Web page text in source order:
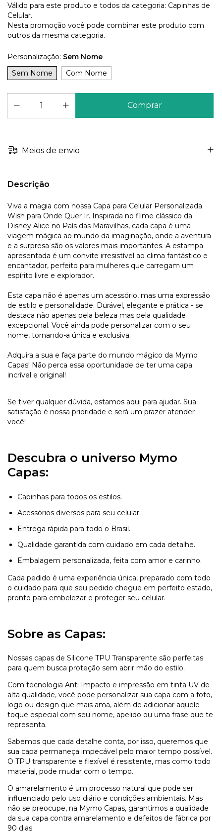
Válido para este produto e todos da categoria: Capinhas de
Celular.
Nesta promoção você pode combinar este produto com
outros da mesma categoria.
Personalização: Sem Nome
Sem Nome
Com Nome
Meios de envio
Descrição
Viva a magia com nossa Capa para Celular Personalizada
Wish para Onde Quer Ir. Inspirada no filme clássico da
Disney Alice no País das Maravilhas, cada capa é uma
viagem mágica ao mundo da imaginação, onde a aventura
e a surpresa são os valores mais importantes. A estampa
apresentada é um convite irresistível ao clima fantástico e
encantador, perfeito para mulheres que carregam um
espírito livre e explorador.
Esta capa não é apenas um acessório, mas uma expressão
de estilo e personalidade. Durável, elegante e prática - se
destaca não apenas pela beleza mas pela qualidade
excepcional. Você ainda pode personalizar com o seu
nome, tornando-a única e exclusiva.
Adquira a sua e faça parte do mundo mágico da Mymo
Capas! Não perca essa oportunidade de ter uma capa
incrível e original!
Se tiver qualquer dúvida, estamos aqui para ajudar. Sua
satisfação é nossa prioridade e será um prazer atender
você!
Descubra o universo Mymo
Capas:
Capinhas para todos os estilos.
Acessórios diversos para seu celular.
Entrega rápida para todo o Brasil.
Qualidade garantida com cuidado em cada detalhe.
Embalagem personalizada, feita com amor e carinho.
Cada pedido é uma experiência única, preparado com todo
o cuidado para que seu pedido chegue em perfeito estado,
pronto para embelezar e proteger seu celular.
Sobre as Capas:
Nossas capas de Silicone TPU Transparente são perfeitas
para quem busca proteção sem abrir mão do estilo.
Com tecnologia Anti Impacto e impressão em tinta UV de
alta qualidade, você pode personalizar sua capa com a foto,
logo ou design que mais ama, além de adicionar aquele
toque especial com seu nome, apelido ou uma frase que te
representa.
Sabemos que cada detalhe conta, por isso, queremos que
sua capa permaneça impecável pelo maior tempo possível.
O TPU transparente e flexível é resistente, mas como todo
material, pode mudar com o tempo.
O amarelamento é um processo natural que pode ser
influenciado pelo uso diário e condições ambientais. Mas
não se preocupe, na Mymo Capas, garantimos a qualidade
da sua capa contra amarelamento e defeitos de fábrica por
90 dias.